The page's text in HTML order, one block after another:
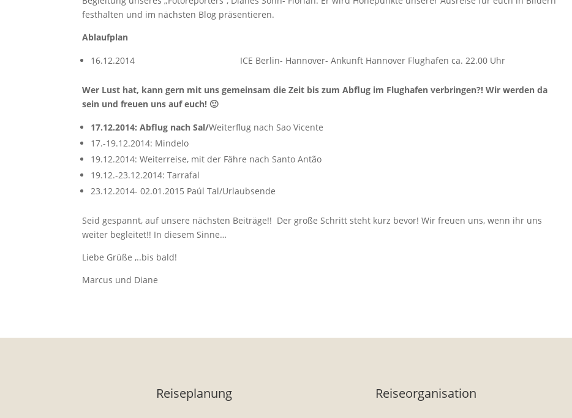
festhalten und im nächsten Blog präsentieren.
Ablaufplan
16.12.2014 ICE Berlin- Hannover- Ankunft Hannover Flughafen ca. 22.00 Uhr
Wer Lust hat, kann gern mit uns gemeinsam die Zeit bis zum Abflug im Flughafen verbringen?! Wir werden da
sein und freuen uns auf euch! 🙂
17.12.2014: Abflug nach Sal/Weiterflug nach Sao Vicente
17.-19.12.2014: Mindelo
19.12.2014: Weiterreise, mit der Fähre nach Santo Antão
19.12.-23.12.2014: Tarrafal
23.12.2014- 02.01.2015 Paúl Tal/Urlaubsende
Seid gespannt, auf unsere nächsten Beiträge!! Der große Schritt steht kurz bevor! Wir freuen uns, wenn ihr uns
weiter begleitet!! In diesem Sinne…
Liebe Grüße ,..bis bald!
Marcus und Diane
Reiseplanung Reiseorganisation